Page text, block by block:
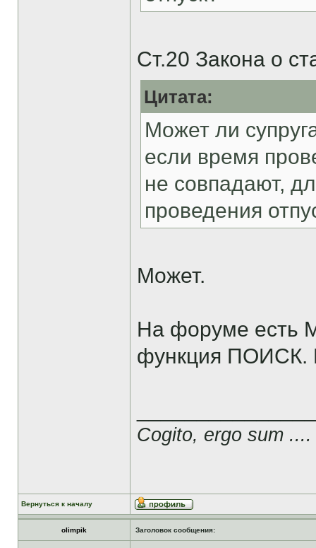
Ст.20 Закона о
Цитата:
Может ли
если время
не совпадают,
проведения
Может.
На форуме есть
функция ПОИСК.
Cogito, ergo sum ....
Вернуться к началу
olimpik Заголовок сообщения: